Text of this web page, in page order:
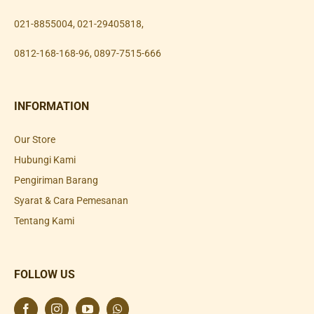
021-8855004, 021-29405818,
0812-168-168-96, 0897-7515-666
INFORMATION
Our Store
Hubungi Kami
Pengiriman Barang
Syarat & Cara Pemesanan
Tentang Kami
FOLLOW US